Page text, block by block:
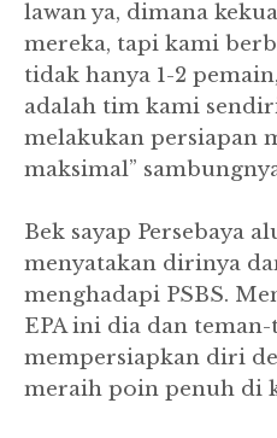
lawan ya, dimana
mereka, tapi kami
tidak hanya 1-2
adalah tim kami
melakukan persiapan
maksimal”
Bek sayap Persebaya
menyatakan dirinya
menghadapi PSBS.
EPA ini dia dan
mempersiapkan diri
meraih poin penuh di